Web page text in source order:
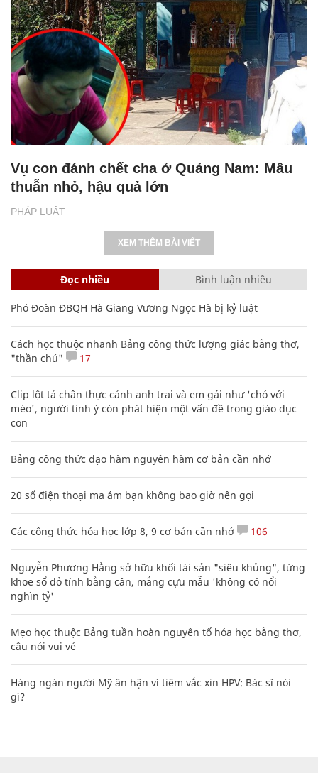
PHÁP LUẬT
Vụ con đánh chết cha ở Quảng Nam: Mâu
thuẫn nhỏ, hậu quả lớn
XEM THÊM BÀI VIẾT
Đọc nhiều Bình luận nhiều
Phó Đoàn ĐBQH Hà Giang Vương Ngọc Hà bị kỷ luật
Cách học thuộc nhanh Bảng công thức lượng giác bằng thơ,
"thần chú"
17
Clip lột tả chân thực cảnh anh trai và em gái như 'chó với
mèo', người tinh ý còn phát hiện một vấn đề trong giáo dục
con
Bảng công thức đạo hàm nguyên hàm cơ bản cần nhớ
20 số điện thoại ma ám bạn không bao giờ nên gọi
Các công thức hóa học lớp 8, 9 cơ bản cần nhớ 106
Nguyễn Phương Hằng sở hữu khối tài sản "siêu khủng", từng
khoe sổ đỏ tính bằng cân, mắng cựu mẫu 'không có nổi
nghìn tỷ'
Mẹo học thuộc Bảng tuần hoàn nguyên tố hóa học bằng thơ,
câu nói vui vẻ
Hàng ngàn người Mỹ ân hận vì tiêm vắc xin HPV: Bác sĩ nói
gì?